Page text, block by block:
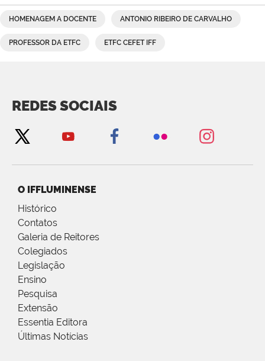
HOMENAGEM A DOCENTE ANTONIO RIBEIRO DE CARVALHO
PROFESSOR DA ETFC ETFC CEFET IFF
REDES SOCIAIS
O IFFLUMINENSE
Histórico
Contatos
Galeria de Reitores
Colegiados
Legislação
Ensino
Pesquisa
Extensão
Essentia Editora
Últimas Notícias